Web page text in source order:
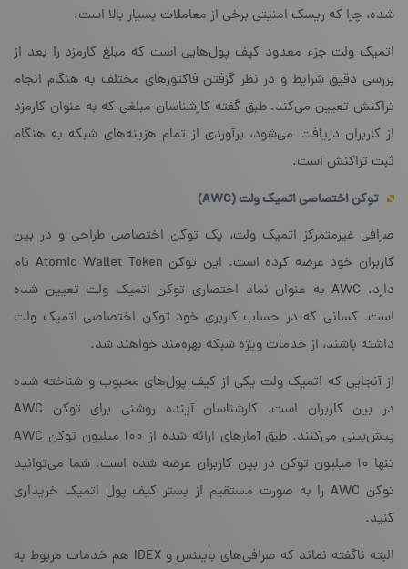
شده، چرا که ریسک امنیتی برخی از معاملات بسیار بالا است.
اتمیک ولت جزء معدود کیف پول‌هایی است که مبلغ کارمزد را بعد از
بررسی دقیق شرایط و در نظر گرفتن فاکتورهای مختلف به هنگام انجام
تراکنش تعیین می‌کند. طبق گفته‌ کارشناسان مبلغی که به عنوان کارمزد
از کاربران دریافت می‌شود، برآوردی از تمام هزینه‌های شبکه به هنگام
ثبت تراکنش است.
توکن اختصاصی اتمیک ولت(AWC)
صرافی غیرمتمرکز اتمیک ولت، یک توکن اختصاصی طراحی و در بین
کاربران خود عرضه کرده است. این توکن Atomic Wallet Token نام
دارد. AWC به عنوان نماد اختصاری توکن اتمیک ولت تعیین شده
است. کسانی که در حساب کاربری خود توکن اختصاصی اتمیک ولت
داشته باشند، از خدمات ویژه‌ شبکه بهره‌مند خواهند شد.
از آنجایی که اتمیک ولت یکی از کیف پول‌های محبوب و شناخته شده
در بین کاربران است، کارشناسان آینده‌ روشنی برای توکن AWC
پیش‌بینی می‌کنند. طبق آمارهای ارائه شده از ۱۰۰ میلیون توکن AWC
تنها ۱۰ میلیون توکن در بین کاربران عرضه شده است. شما می‌توانید
توکن AWC را به صورت مستقیم از بستر کیف پول اتمیک خریداری
کنید.
البته ناگفته نماند که صرافی‌های بایننس و IDEX هم خدمات مربوط به